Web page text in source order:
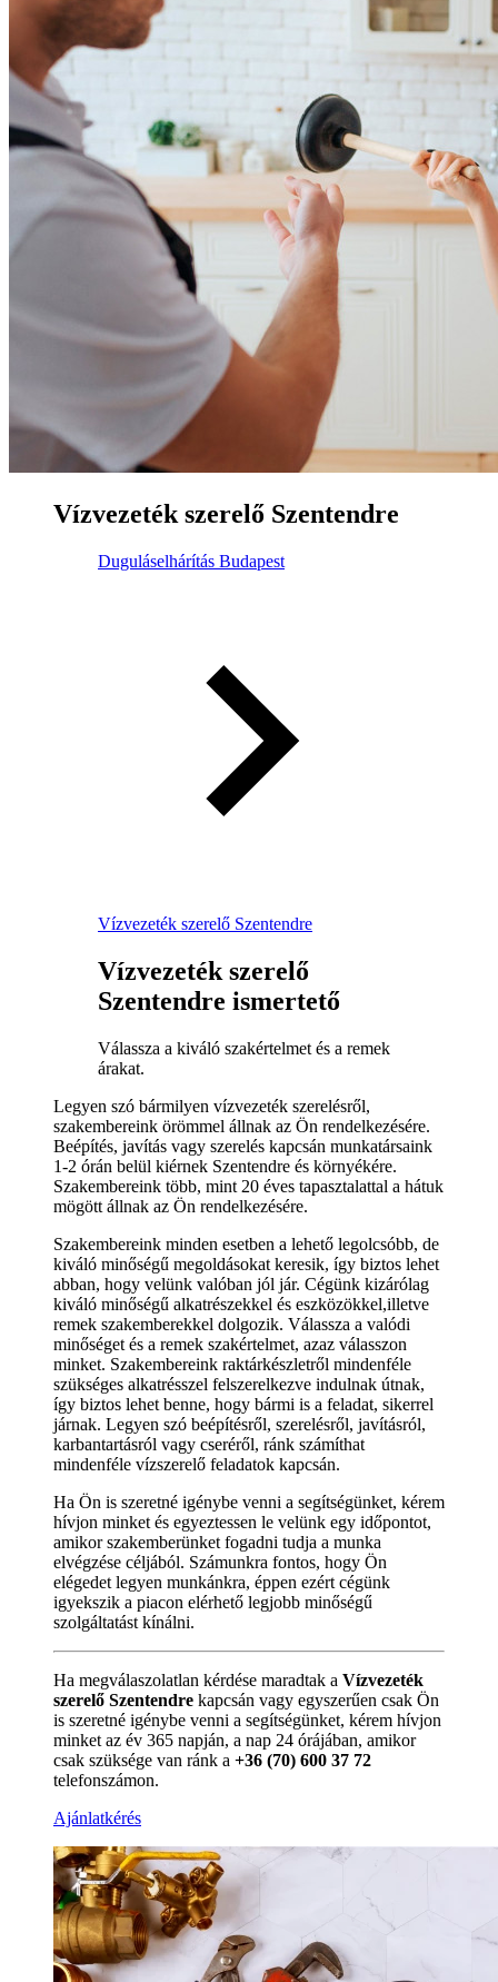
Vízvezeték szerelő Szentendre
Duguláselhárítás Budapest
Vízvezeték szerelő Szentendre
Vízvezeték szerelő
Szentendre ismertető
Válassza a kiváló szakértelmet és a remek
árakat.
Legyen szó bármilyen vízvezeték szerelésről,
szakembereink örömmel állnak az Ön rendelkezésére.
Beépítés, javítás vagy szerelés kapcsán munkatársaink
1-2 órán belül kiérnek Szentendre és környékére.
Szakembereink több, mint 20 éves tapasztalattal a hátuk
mögött állnak az Ön rendelkezésére.
Szakembereink minden esetben a lehető legolcsóbb, de
kiváló minőségű megoldásokat keresik, így biztos lehet
abban, hogy velünk valóban jól jár. Cégünk kizárólag
kiváló minőségű alkatrészekkel és eszközökkel,illetve
remek szakemberekkel dolgozik. Válassza a valódi
minőséget és a remek szakértelmet, azaz válasszon
minket. Szakembereink raktárkészletről mindenféle
szükséges alkatrésszel felszerelkezve indulnak útnak,
így biztos lehet benne, hogy bármi is a feladat, sikerrel
járnak. Legyen szó beépítésről, szerelésről, javításról,
karbantartásról vagy cseréről, ránk számíthat
mindenféle vízszerelő feladatok kapcsán.
Ha Ön is szeretné igénybe venni a segítségünket, kérem
hívjon minket és egyeztessen le velünk egy időpontot,
amikor szakemberünket fogadni tudja a munka
elvégzése céljából. Számunkra fontos, hogy Ön
elégedet legyen munkánkra, éppen ezért cégünk
igyekszik a piacon elérhető legjobb minőségű
szolgáltatást kínálni.
Ha megválaszolatlan kérdése maradtak a Vízvezeték
szerelő Szentendre kapcsán vagy egyszerűen csak Ön
is szeretné igénybe venni a segítségünket, kérem hívjon
minket az év 365 napján, a nap 24 órájában, amikor
csak szüksége van ránk a +36 (70) 600 37 72
telefonszámon.
Ajánlatkérés